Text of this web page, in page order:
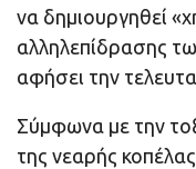
να δημιουργηθεί
αλληλεπίδρασης
αφήσει την
Σύμφωνα με την
της νεαρής